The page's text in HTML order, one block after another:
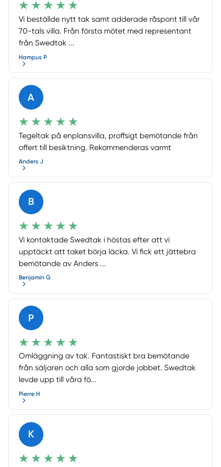
Vi beställde nytt tak samt adderade råspont till vår
70-tals villa. Från första mötet med representant
från Swedtak ...
Hampus P
A
Tegeltak på enplansvilla, proffsigt bemötande från
offert till besiktning. Rekommenderas varmt
Anders J
B
Vi kontaktade Swedtak i höstas efter att vi
upptäckt att taket börja läcka. Vi fick ett jättebra
bemötande av Anders ...
Benjamin G
P
Omläggning av tak. Fantastiskt bra bemötande
från säljaren och alla som gjorde jobbet. Swedtak
levde upp till våra fö...
Pierre H
K